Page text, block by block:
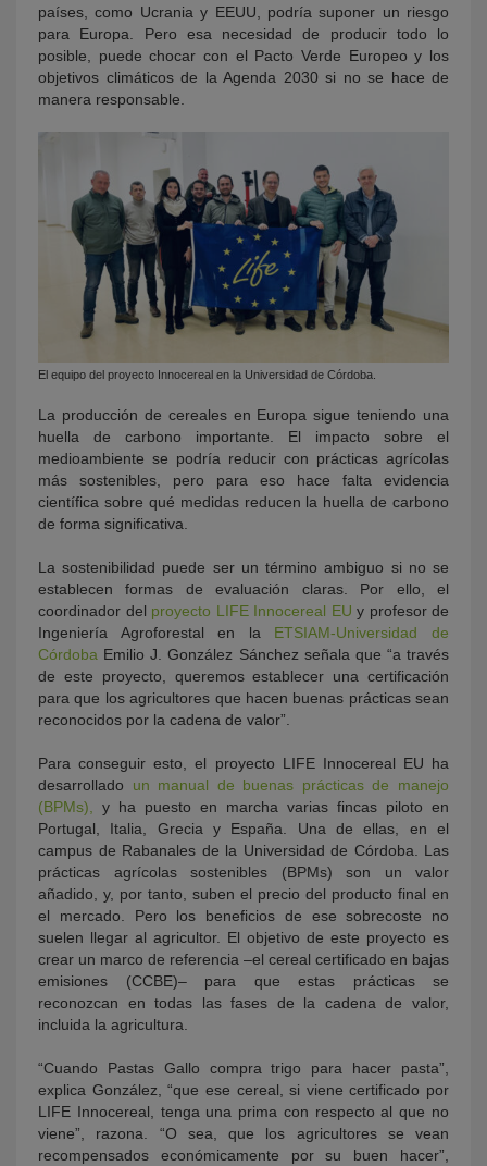
países, como Ucrania y EEUU, podría suponer un riesgo
para Europa. Pero esa necesidad de producir todo lo
posible, puede chocar con el Pacto Verde Europeo y los
objetivos climáticos de la Agenda 2030 si no se hace de
manera responsable.
El equipo del proyecto Innocereal en la Universidad de Córdoba.
La producción de cereales en Europa sigue teniendo una
huella de carbono importante. El impacto sobre el
medioambiente se podría reducir con prácticas agrícolas
más sostenibles, pero para eso hace falta evidencia
científica sobre qué medidas reducen la huella de carbono
de forma significativa.
La sostenibilidad puede ser un término ambiguo si no se
establecen formas de evaluación claras. Por ello, el
coordinador del proyecto LIFE Innocereal EU y profesor de
Ingeniería Agroforestal en la ETSIAM-Universidad de
Córdoba Emilio J. González Sánchez señala que “a través
de este proyecto, queremos establecer una certificación
para que los agricultores que hacen buenas prácticas sean
reconocidos por la cadena de valor”.
Para conseguir esto, el proyecto LIFE Innocereal EU ha
desarrollado un manual de buenas prácticas de manejo
(BPMs), y ha puesto en marcha varias fincas piloto en
Portugal, Italia, Grecia y España. Una de ellas, en el
campus de Rabanales de la Universidad de Córdoba. Las
prácticas agrícolas sostenibles (BPMs) son un valor
añadido, y, por tanto, suben el precio del producto final en
el mercado. Pero los beneficios de ese sobrecoste no
suelen llegar al agricultor. El objetivo de este proyecto es
crear un marco de referencia –el cereal certificado en bajas
emisiones (CCBE)– para que estas prácticas se
reconozcan en todas las fases de la cadena de valor,
incluida la agricultura.
“Cuando Pastas Gallo compra trigo para hacer pasta”,
explica González, “que ese cereal, si viene certificado por
LIFE Innocereal, tenga una prima con respecto al que no
viene”, razona. “O sea, que los agricultores se vean
recompensados económicamente por su buen hacer”,